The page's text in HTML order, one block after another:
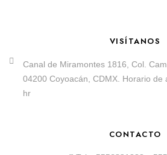
VISÍTANOS
Canal de Miramontes 1816, Col.
04200 Coyoacán, CDMX. Horario de
hr
CONTACTO